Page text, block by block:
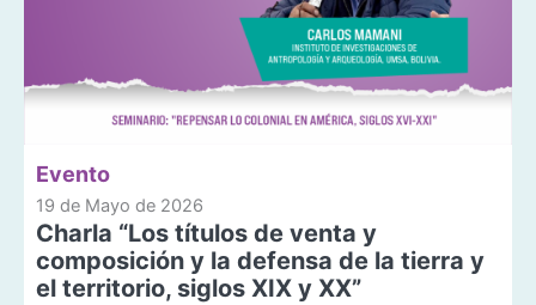
Evento
19 de Mayo de 2026
Charla “Los títulos de venta y
composición y la defensa de la tierra y
el territorio, siglos XIX y XX”